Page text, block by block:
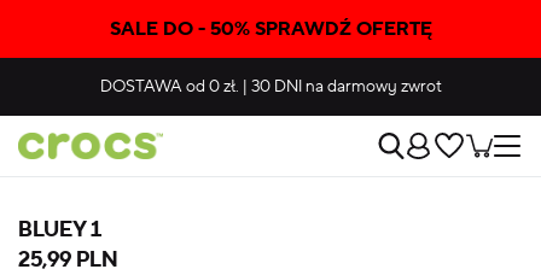
SALE DO - 50% SPRAWDŹ OFERTĘ
DOSTAWAod 0 zł. | 30 DNIna darmowy zwrot
BLUEY 1
25,99 PLN